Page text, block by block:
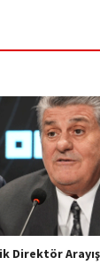
Direktör